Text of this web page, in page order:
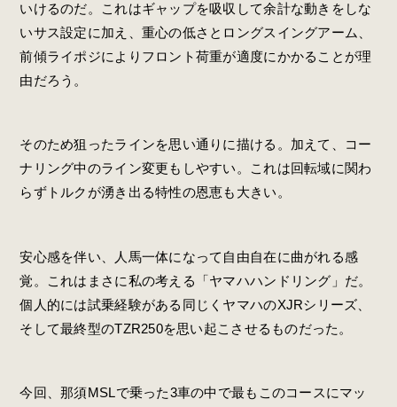
いけるのだ。これはギャップを吸収して余計な動きをしな
いサス設定に加え、重心の低さとロングスイングアーム、
前傾ライポジによりフロント荷重が適度にかかることが理
由だろう。
そのため狙ったラインを思い通りに描ける。加えて、コー
ナリング中のライン変更もしやすい。これは回転域に関わ
らずトルクが湧き出る特性の恩恵も大きい。
安心感を伴い、人馬一体になって自由自在に曲がれる感
覚。これはまさに私の考える「ヤマハハンドリング」だ。
個人的には試乗経験がある同じくヤマハのXJRシリーズ、
そして最終型のTZR250を思い起こさせるものだった。
今回、那須MSLで乗った3車の中で最もこのコースにマッ